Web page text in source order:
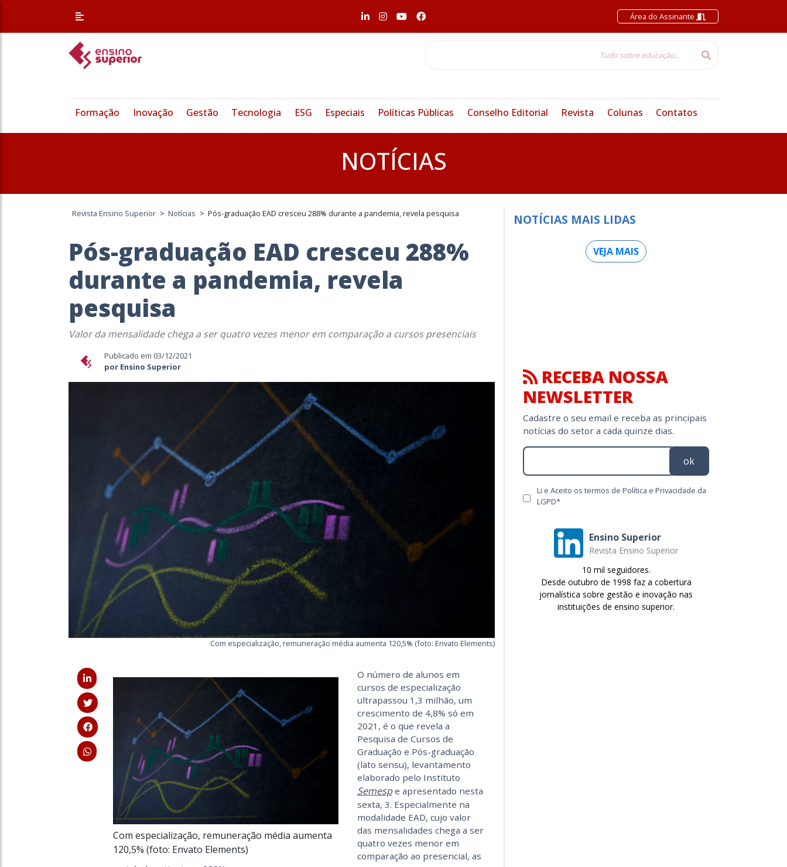
Área do Assinante
Formação Inovação Gestão Tecnologia ESG Especiais Políticas Públicas Conselho Editorial Revista Colunas Contatos
NOTÍCIAS
Revista Ensino Superior > Notícias > Pós-graduação EAD cresceu 288% durante a pandemia, revela pesquisa
Pós-graduação EAD cresceu 288%
durante a pandemia, revela
pesquisa
Valor da mensalidade chega a ser quatro vezes menor em comparação a cursos presenciais
Publicado em 03/12/2021
por Ensino Superior
Com especialização, remuneração média aumenta 120,5% (foto: Envato Elements)
Com especialização, remuneração média aumenta
120,5% (foto: Envato Elements)
O número de alunos em
cursos de especialização
ultrapassou 1,3 milhão, um
crescimento de 4,8% só em
2021, é o que revela a
Pesquisa de Cursos de
Graduação e Pós-graduação
(lato sensu), levantamento
elaborado pelo Instituto
Semespe apresentado nesta
sexta, 3. Especialmente na
modalidade EAD, cujo valor
das mensalidades chega a ser
quatro vezes menor em
comparação ao presencial, as
NOTÍCIAS MAIS LIDAS
VEJA MAIS
RECEBA NOSSA
NEWSLETTER
Cadastre o seu email e receba as principais
notícias do setor a cada quinze dias.
ok
Li e Aceito os termos de Política e Privacidade da
LGPD*
Ensino Superior
Revista Ensino Superior
10 mil seguidores.
Desde outubro de 1998 faz a cobertura
jornalística sobre gestão e inovação nas
instituições de ensino superior.